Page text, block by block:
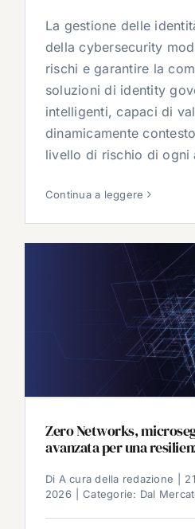
La gestione delle
della cybersecurity
rischi e garantire la
soluzioni di identity
intelligenti, capaci di
dinamicamente
livello di rischio di ogni
Continua a leggere
Zero Networks,
avanzata per una
Di A cura della redazione
2026
Categorie: Dal